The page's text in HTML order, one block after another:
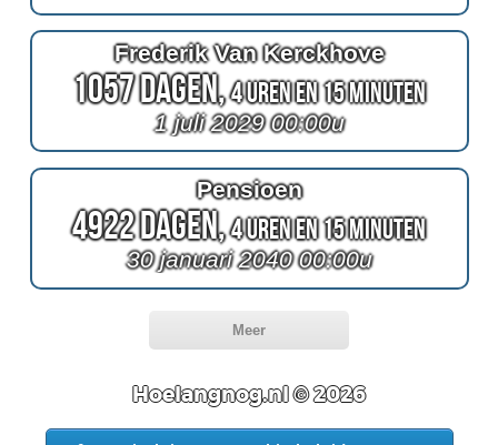
Frederik Van Kerckhove
1057 Dagen,4 Uren en 15 Minuten
1 juli 2029 00:00u
Pensioen
4922 Dagen,4 Uren en 15 Minuten
30 januari 2040 00:00u
Meer
Hoelangnog.nl © 2026